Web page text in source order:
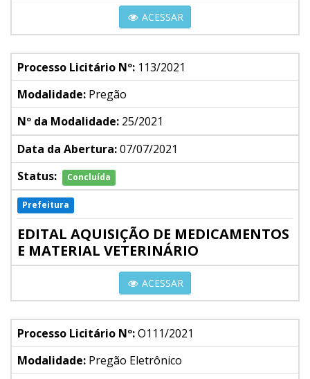
ACESSAR
Processo Licitário Nº: 113/2021
Modalidade: Pregão
Nº da Modalidade: 25/2021
Data da Abertura:07/07/2021
Status:
Concluída
Prefeitura
EDITAL AQUISIÇÃO DE MEDICAMENTOS
E MATERIAL VETERINÁRIO
ACESSAR
Processo Licitário Nº:O111/2021
Modalidade: Pregão Eletrônico